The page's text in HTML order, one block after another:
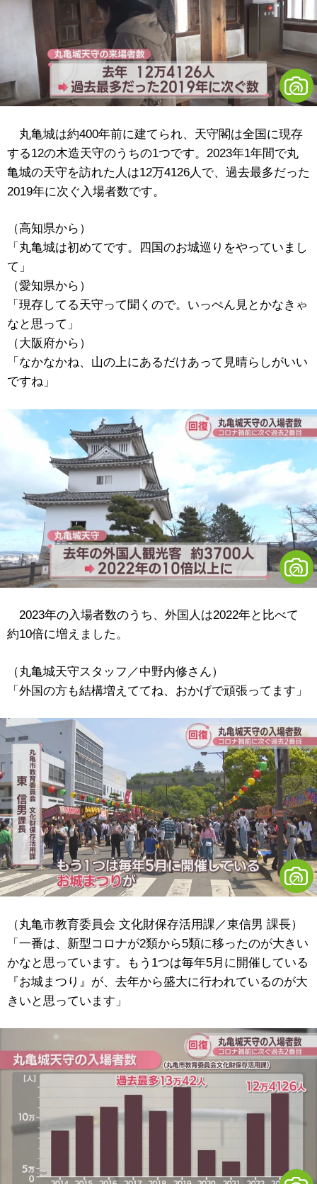
丸亀城は約400年前に建てられ、天守閣は全国に現存
する12の木造天守のうちの1つです。2023年1年間で丸
亀城の天守を訪れた人は12万4126人で、過去最多だった
2019年に次ぐ入場者数です。
（高知県から）
「丸亀城は初めてです。四国のお城巡りをやっていまし
て」
（愛知県から）
「現存してる天守って聞くので。いっぺん見とかなきゃ
なと思って」
（大阪府から）
「なかなかね、山の上にあるだけあって見晴らしがいい
ですね」
2023年の入場者数のうち、外国人は2022年と比べて
約10倍に増えました。
（丸亀城天守スタッフ／中野内修さん）
「外国の方も結構増えててね、おかげで頑張ってます」
（丸亀市教育委員会 文化財保存活用課／東信男 課長）
「一番は、新型コロナが2類から5類に移ったのが大きい
かなと思っています。もう1つは毎年5月に開催している
『お城まつり』が、去年から盛大に行われているのが大
きいと思っています」